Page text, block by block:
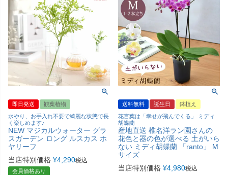
即日発送
観葉植物
水やり、お手入れ不要で綺麗な状態で長
く楽しめます♪
NEW マジカルウォーター グラ
スガーデン ロング ルスカス ホ
ヤリーフ
当店特別価格 ¥4,290税込
会員価格あり
送料無料 誕生日
鉢植え
花言葉は「幸せが飛んでくる」 ミディ
胡蝶蘭
産地直送 椎名洋ラン園さんの
花色と器の色が選べる 土がいら
ない ミディ胡蝶蘭 「ranto」 M
サイズ
当店特別価格 ¥4,980税込